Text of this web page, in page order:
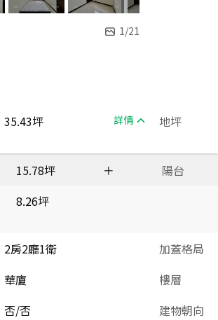
1/21
35.43坪 詳情 地坪
15.78坪 ＋
陽台
8.26坪
2房2廳1衛
加蓋格局
華廈
樓層
否/否
建物朝向